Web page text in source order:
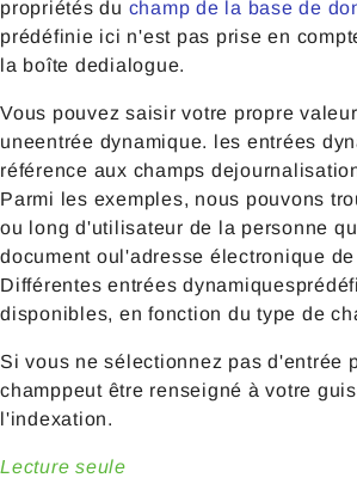
propriétés du champ de la base de
prédéfinie ici n'est pas prise en
la boîte dedialogue.
Vous pouvez saisir votre propre
uneentrée dynamique. les entrées
référence aux champs
Parmi les exemples, nous pouvons
ou long d'utilisateur de la personne
document oul'adresse électronique
Différentes entrées
disponibles, en fonction du type de
Si vous ne sélectionnez pas d'entrée
champpeut être renseigné à votre
l'indexation.
Lecture seule